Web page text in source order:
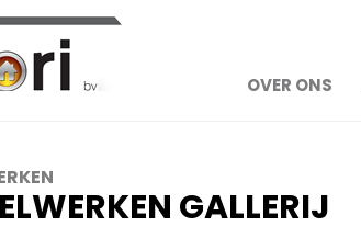
OVER ONS
GALLERIJ